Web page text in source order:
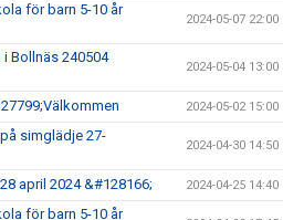
för barn 5-10 år
2024-05-07 22:00
Bollnäs 240504
2024-05-04 13:00
2024-05-02 15:00
simglädje 27-
2024-04-30 14:50
april 2024 &#128166; 2024-04-25 14:40
för barn 5-10 år